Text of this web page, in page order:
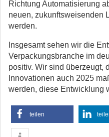
Richtung Automatisierung
neuen, zukunftsweisenden
werden.
Insgesamt sehen wir die
Verpackungsbranche im
positiv. Wir sind überzeugt,
Innovationen auch 2025
werden, diese Entwicklung
teilen